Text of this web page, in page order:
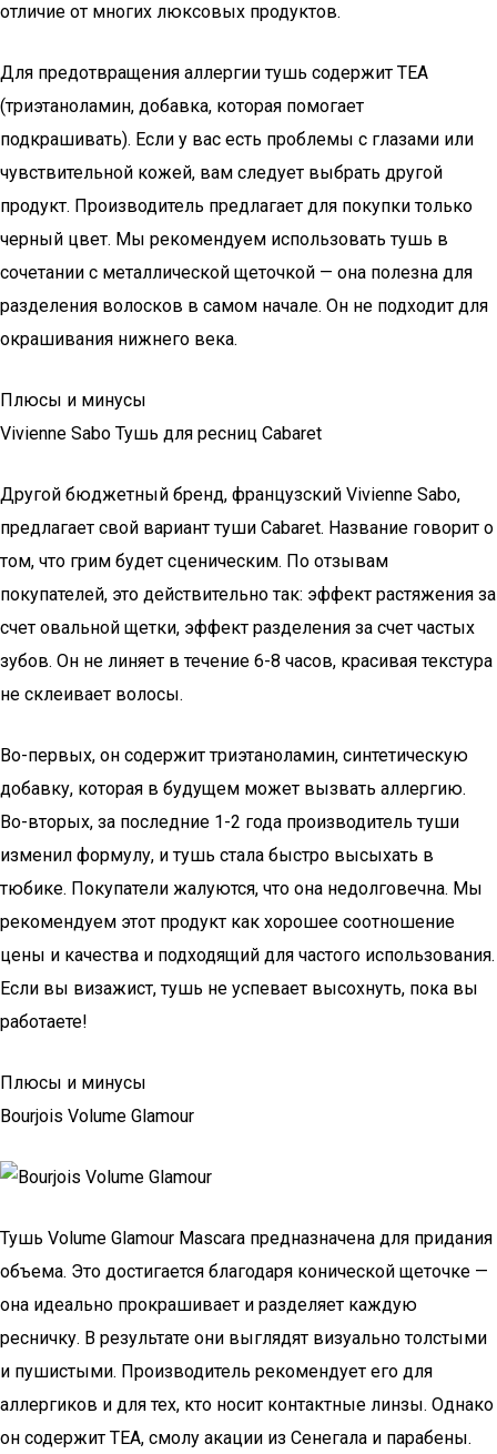
отличие от многих люксовых продуктов.
Для предотвращения аллергии тушь содержит TEA
(триэтаноламин, добавка, которая помогает
подкрашивать). Если у вас есть проблемы с глазами или
чувствительной кожей, вам следует выбрать другой
продукт. Производитель предлагает для покупки только
черный цвет. Мы рекомендуем использовать тушь в
сочетании с металлической щеточкой — она полезна для
разделения волосков в самом начале. Он не подходит для
окрашивания нижнего века.
Плюсы и минусы
Vivienne Sabo Тушь для ресниц Cabaret
Другой бюджетный бренд, французский Vivienne Sabo,
предлагает свой вариант туши Cabaret. Название говорит о
том, что грим будет сценическим. По отзывам
покупателей, это действительно так: эффект растяжения за
счет овальной щетки, эффект разделения за счет частых
зубов. Он не линяет в течение 6-8 часов, красивая текстура
не склеивает волосы.
Во-первых, он содержит триэтаноламин, синтетическую
добавку, которая в будущем может вызвать аллергию.
Во-вторых, за последние 1-2 года производитель туши
изменил формулу, и тушь стала быстро высыхать в
тюбике. Покупатели жалуются, что она недолговечна. Мы
рекомендуем этот продукт как хорошее соотношение
цены и качества и подходящий для частого использования.
Если вы визажист, тушь не успевает высохнуть, пока вы
работаете!
Плюсы и минусы
Bourjois Volume Glamour
Тушь Volume Glamour Mascara предназначена для придания
объема. Это достигается благодаря конической щеточке —
она идеально прокрашивает и разделяет каждую
ресничку. В результате они выглядят визуально толстыми
и пушистыми. Производитель рекомендует его для
аллергиков и для тех, кто носит контактные линзы. Однако
он содержит TEA, смолу акации из Сенегала и парабены.